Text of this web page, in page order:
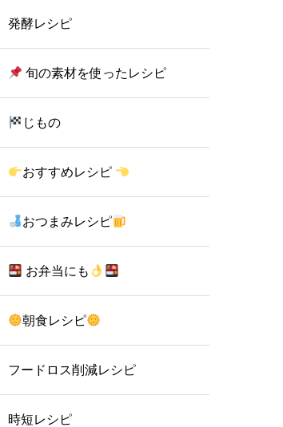
発酵レシピ
旬の素材を使ったレシピ
じもの
おすすめレシピ
おつまみレシピ
お弁当にも
朝食レシピ
フードロス削減レシピ
時短レシピ